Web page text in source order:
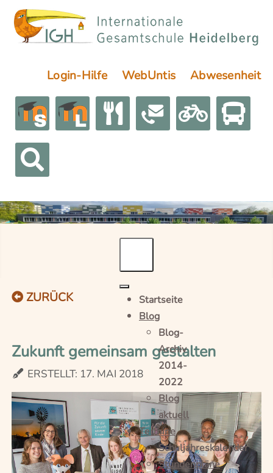
Login-Hilfe WebUntis Abwesenheit
Startseite
Blog
Blog-
Archiv
2014-
2022
Blog
aktuell
Termine
Schuljahreskalender
Stundenpläne
ZURÜCK
Zukunft gemeinsam gestalten
ERSTELLT: 17. MAI 2018